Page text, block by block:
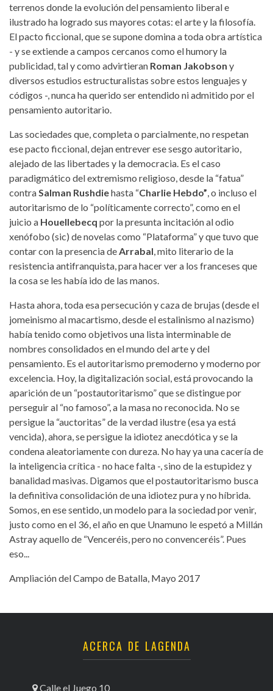
terrenos donde la evolución del pensamiento liberal e
ilustrado ha logrado sus mayores cotas: el arte y la filosofía.
El pacto ficcional, que se supone domina a toda obra artística
- y se extiende a campos cercanos como el humory la
publicidad, tal y como advirtieran Roman Jakobson y
diversos estudios estructuralistas sobre estos lenguajes y
códigos -, nunca ha querido ser entendido ni admitido por el
pensamiento autoritario.
Las sociedades que, completa o parcialmente, no respetan
ese pacto ficcional, dejan entrever ese sesgo autoritario,
alejado de las libertades y la democracia. Es el caso
paradigmático del extremismo religioso, desde la “fatua”
contra Salman Rushdiehasta “Charlie Hebdo” , o incluso el
autoritarismo de lo “políticamente correcto”, como en el
juicio a Houellebecq por la presunta incitación al odio
xenófobo (sic) de novelas como “Plataforma” y que tuvo que
contar con la presencia de Arrabal , mito literario de la
resistencia antifranquista, para hacer ver a los franceses que
la cosa se les había ido de las manos.
Hasta ahora, toda esa persecución y caza de brujas (desde el
jomeinismo al macartismo, desde el estalinismo al nazismo)
había tenido como objetivos una lista interminable de
nombres consolidados en el mundo del arte y del
pensamiento. Es el autoritarismo premoderno y moderno por
excelencia. Hoy, la digitalización social, está provocando la
aparición de un “postautoritarismo” que se distingue por
perseguir al “no famoso”, a la masa no reconocida. No se
persigue la “auctoritas” de la verdad ilustre (esa ya está
vencida), ahora, se persigue la idiotez anecdótica y se la
condena aleatoriamente con dureza. No hay ya una cacería de
la inteligencia crítica - no hace falta -, sino de la estupidez y
banalidad masivas. Digamos que el postautoritarismo busca
la definitiva consolidación de una idiotez pura y no híbrida.
Somos, en ese sentido, un modelo para la sociedad por venir,
justo como en el 36, el año en que Unamuno le espetó a Millán
Astray aquello de “Venceréis, pero no convenceréis”. Pues
eso...
Ampliación del Campo de Batalla, Mayo 2017
ACERCA DE LAGENDA
Calle el Juego 10